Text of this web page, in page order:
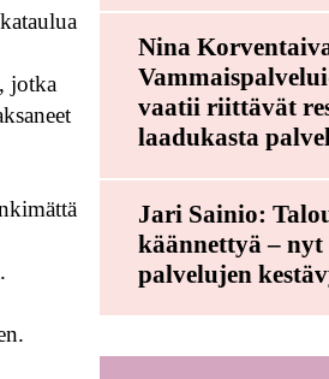
jotka
Nina
vaatii riittävät
laadukasta
Jari Sainio:
käännettyä –
palvelujen